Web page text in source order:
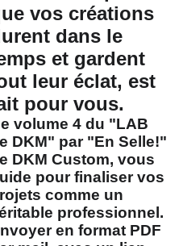
vos créations
dans le
et gardent
leur éclat, est
pour vous.
volume 4 du "LAB
DKM" par "En Selle!"
DKM Custom, vous
pour finaliser vos
comme un
professionnel.
en format PDF